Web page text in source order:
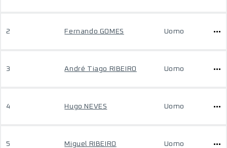
2 Fernando GOMES Uomo
3 André Tiago RIBEIRO Uomo
4 Hugo NEVES Uomo
5 Miguel RIBEIRO Uomo